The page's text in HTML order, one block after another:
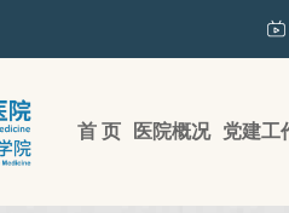
首 页 医院概况 党建工